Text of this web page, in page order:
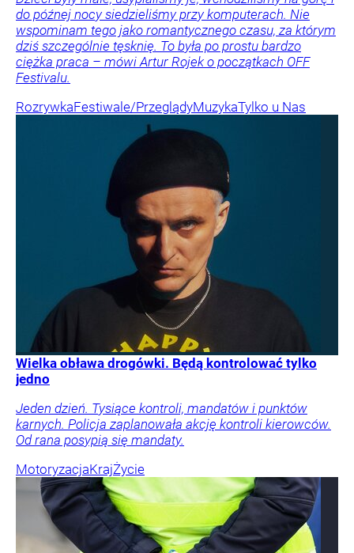
do późnej nocy siedzieliśmy przy komputerach. Nie
wspominam tego jako romantycznego czasu, za którym
dziś szczególnie tęsknię. To była po prostu bardzo
ciężka praca – mówi Artur Rojek o początkach OFF
Festivalu.
RozrywkaFestiwale/PrzeglądyMuzykaTylko u Nas
Wielka obława drogówki. Będą kontrolować tylko
jedno
Jeden dzień. Tysiące kontroli, mandatów i punktów
karnych. Policja zaplanowała akcję kontroli kierowców.
Od rana posypią się mandaty.
MotoryzacjaKrajŻycie